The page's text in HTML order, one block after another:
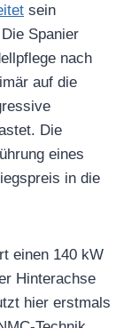
sein
Spanier
nach
auf die
Die
eines
in die
einen 140 kW
Hinterachse
hier erstmals